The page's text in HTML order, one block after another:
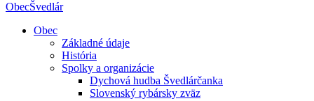
ObecŠvedlár
Obec
Základné údaje
História
Spolky a organizácie
Dychová hudba Švedlárčanka
Slovenský rybársky zväz